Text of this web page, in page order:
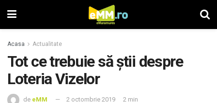
Acasa Actualitate
Tot ce trebuie să ştii despre
Loteria Vizelor
de eMM 2 octombrie 2019 2 min